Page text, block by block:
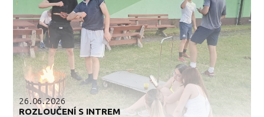
26.06.2026
ROZLOUČENÍ S INTREM